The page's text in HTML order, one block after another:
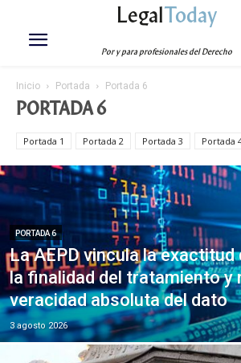
LegalToday
Por y para profesionales del Derecho
Inicio Portada Portada 6
PORTADA 6
Portada 1 Portada 2 Portada 3 Portada
PORTADA 6
La AEPD vincula la exactitud
la finalidad del tratamiento y
veracidad absoluta del dato
3 agosto 2026